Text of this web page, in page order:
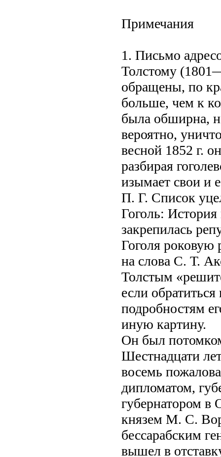
Примечания
1. Письмо
Толстому
обращены, по
больше, чем к
была обширна,
вероятно,
весной 1852 г.
разбирая
изымает свои и
П. Г. Список
Гоголь:
закрепилась
Гоголя роковую
на слова С. Т.
Толстым
если
подробностям
иную картину.
Он был
Шестнадцати
восемь
дипломатом,
губернатором в
князем М. С.
бессарабским
вышел в